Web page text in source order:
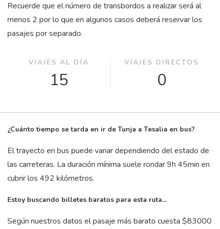
Recuerde que el número de transbordos a realizar será al
menos 2 por lo que en algunos casos deberá reservar los
pasajes por separado.
VIAJES AL DÍA
15
VIAJES DIRECTOS
0
¿Cuánto tiempo se tarda en ir de Tunja a Tesalia en bus?
El trayecto en bus puede variar dependiendo del estado de
las carreteras. La duración mínima suele rondar 9h 45min en
cubrir los 492 kilómetros.
Estoy buscando billetes baratos para esta ruta...
Según nuestros datos el pasaje más barato cuesta $83000